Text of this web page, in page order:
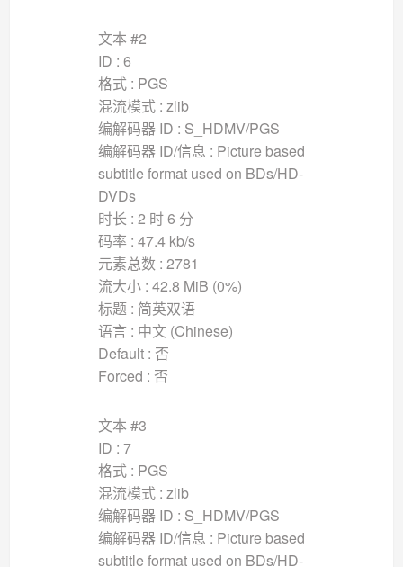
文本 #2
ID : 6
格式 : PGS
混流模式 : zlib
编解码器 ID : S_HDMV/PGS
编解码器 ID/信息 : Picture based
subtitle format used on BDs/HD-
DVDs
时长 : 2 时 6 分
码率 : 47.4 kb/s
元素总数 : 2781
流大小 : 42.8 MiB (0%)
标题 : 简英双语
语言 : 中文 (Chinese)
Default : 否
Forced : 否
文本 #3
ID : 7
格式 : PGS
混流模式 : zlib
编解码器 ID : S_HDMV/PGS
编解码器 ID/信息 : Picture based
subtitle format used on BDs/HD-